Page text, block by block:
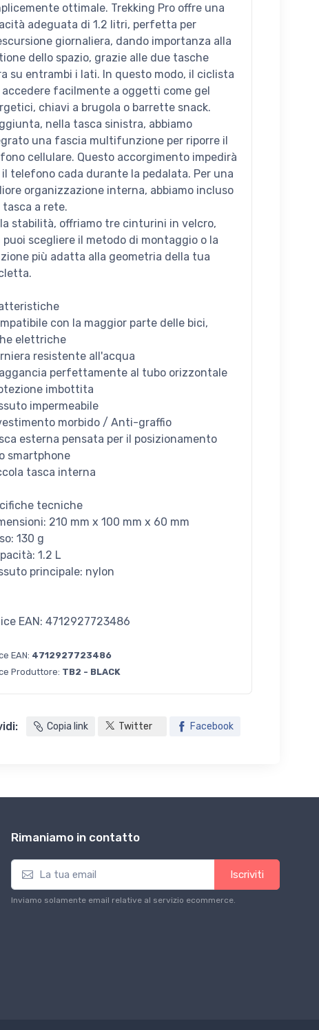
ottimale. Trekking Pro offre una
adeguata di 1.2 litri, perfetta per
giornaliera, dando importanza alla
dello spazio, grazie alle due tasche
su entrambi i lati. In questo modo, il ciclista
accedere facilmente a oggetti come gel
chiavi a brugola o barrette snack.
nella tasca sinistra, abbiamo
una fascia multifunzione per riporre il
cellulare. Questo accorgimento impedirà
il telefono cada durante la pedalata. Per una
organizzazione interna, abbiamo incluso
tasca a rete.
stabilità, offriamo tre cinturini in velcro,
puoi scegliere il metodo di montaggio o la
più adatta alla geometria della tua
con la maggior parte delle bici,
elettriche
resistente all'acqua
aggancia perfettamente al tubo orizzontale
imbottita
impermeabile
morbido / Anti-graffio
esterna pensata per il posizionamento
smartphone
tasca interna
tecniche
210 mm x 100 mm x 60 mm
130 g
1.2 L
principale: nylon
EAN: 4712927723486
EAN: 4712927723486
Produttore: TB2 - BLACK
Copia link Twitter Facebook
Rimaniamo in contatto
Iscriviti
Inviamo solamente email relative al servizio ecommerce.